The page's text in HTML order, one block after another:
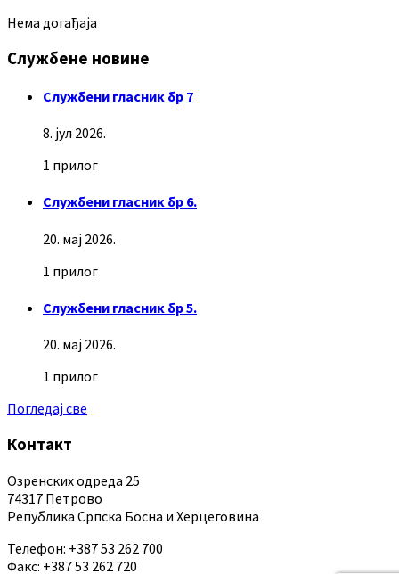
Нема догађаја
Службене новине
Службени гласник бр 7
8. јул 2026.
1 прилог
Службени гласник бр 6.
20. мај 2026.
1 прилог
Службени гласник бр 5.
20. мај 2026.
1 прилог
Погледај све
Контакт
Озренских одреда 25
74317 Петрово
Република Српска Босна и Херцеговина
Телефон: +387 53 262 700
Факс: +387 53 262 720